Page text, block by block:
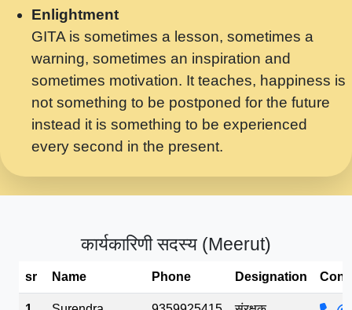
Maharaj.mp3
यह हसरत तलब ह नकज कमर Yahi Hasraten
Talab Hai Bhav Pravah #bhajan.mp3
लडल ज बल ल क ज न लग Sadhvi Purnima Ji
7.9.2021 जवल नगर दलल #बसर.mp3
सख भ मझ पयर ह दख भ मझ पयर ह!छड म कस दत
सपरहट भजन 2021 - तर अखय ह जद भर बहर ज म
सपरहट शयम भजन - जय जय शयम जय जय शयम
भव.mp3
Enlightment
GITA is sometimes a lesson, sometimes a
warning, sometimes an inspiration and
sometimes motivation. It teaches, happiness is
not something to be postponed for the future
instead it is something to be experienced
every second in the present.
कार्यकारिणी सदस्य (Meerut)
sr Name Phone Designation